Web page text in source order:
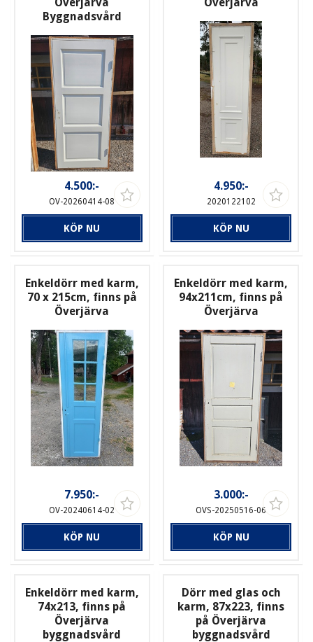
Byggnadsvård
4.500:-
OV-20260414-08
KÖP NU
4.950:-
2020122102
KÖP NU
Enkeldörr med karm,
70 x 215cm, finns på
Överjärva
7.950:-
OV-20240614-02
KÖP NU
Enkeldörr med karm,
94x211cm, finns på
Överjärva
3.000:-
OVS-20250516-06
KÖP NU
Enkeldörr med karm,
74x213, finns på
Överjärva
byggnadsvård
Dörr med glas och
karm, 87x223, finns
på Överjärva
byggnadsvård